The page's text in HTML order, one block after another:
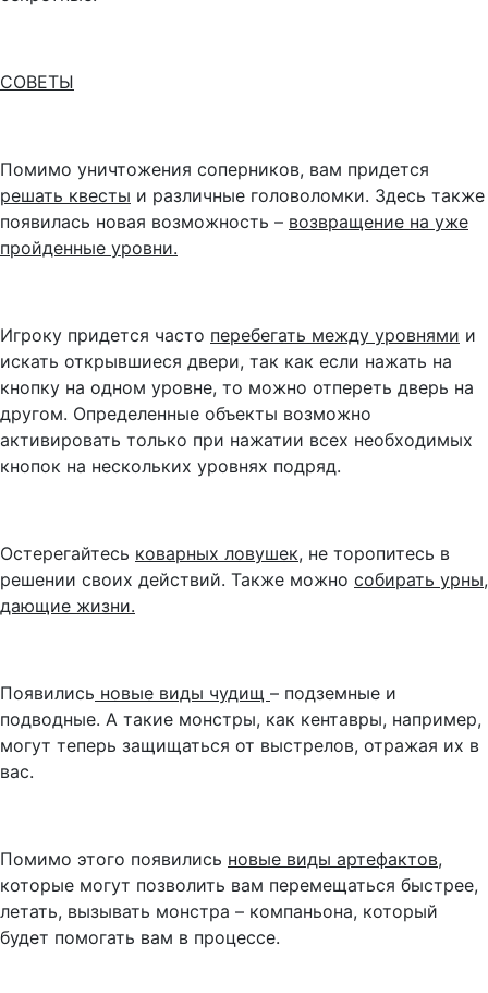
СОВЕТЫ
Помимо уничтожения соперников, вам придется
решать квесты и различные головоломки. Здесь также
появилась новая возможность – возвращение на уже
пройденные уровни.
Игроку придется часто перебегать между уровнями и
искать открывшиеся двери, так как если нажать на
кнопку на одном уровне, то можно отпереть дверь на
другом. Определенные объекты возможно
активировать только при нажатии всех необходимых
кнопок на нескольких уровнях подряд.
Остерегайтесь коварных ловушек, не торопитесь в
решении своих действий. Также можно собирать урны,
дающие жизни.
Появились новые виды чудищ – подземные и
подводные. А такие монстры, как кентавры, например,
могут теперь защищаться от выстрелов, отражая их в
вас.
Помимо этого появились новые виды артефактов,
которые могут позволить вам перемещаться быстрее,
летать, вызывать монстра – компаньона, который
будет помогать вам в процессе.